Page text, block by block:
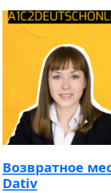
Возвратное
Dativ